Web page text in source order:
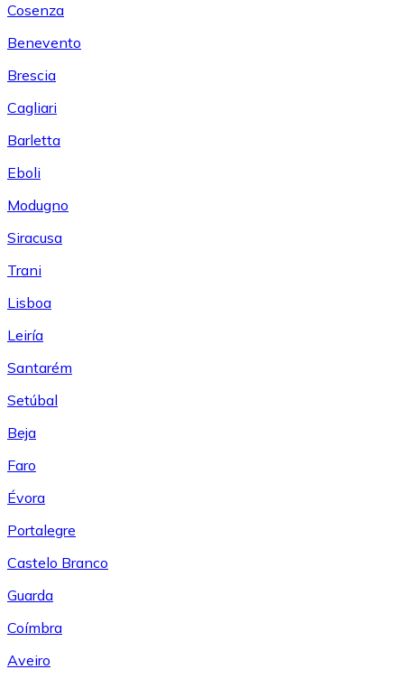
Cosenza
Benevento
Brescia
Cagliari
Barletta
Eboli
Modugno
Siracusa
Trani
Lisboa
Leiría
Santarém
Setúbal
Beja
Faro
Évora
Portalegre
Castelo Branco
Guarda
Coímbra
Aveiro